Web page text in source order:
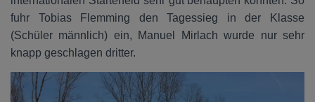
fuhr Tobias Flemming den Tagessieg in der Klasse
(Schüler männlich) ein, Manuel Mirlach wurde nur sehr
knapp geschlagen dritter.